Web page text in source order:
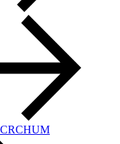
CRCHUM